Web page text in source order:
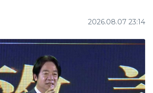
2026.08.07 23:14